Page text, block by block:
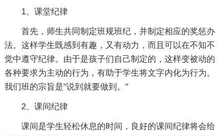
1、课堂纪律
首先，师生共同制定班规班纪，并制定相应的奖惩办
法。这样学生既感到有趣，又有动力，而且可以在不知不
觉中遵守纪律。由于是孩子们自己制定的，这样变被动的
各种要求为主动的行为，有助于学生将文字内化为行为。
我们班的宗旨是"说到就要做到。"
2、课间纪律
课间是学生轻松休息的时间，良好的课间纪律将会给